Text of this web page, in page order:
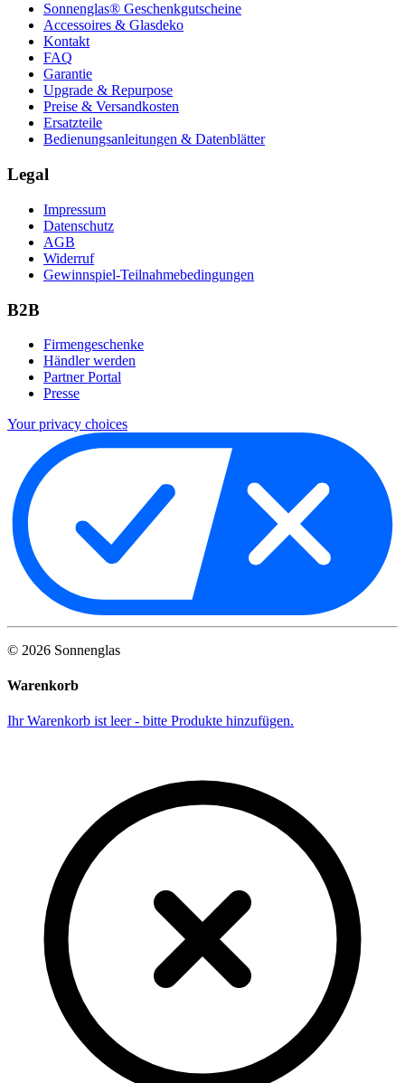
Sonnenglas® Geschenkgutscheine
Accessoires & Glasdeko
Kontakt
FAQ
Garantie
Upgrade & Repurpose
Preise & Versandkosten
Ersatzteile
Bedienungsanleitungen & Datenblätter
Legal
Impressum
Datenschutz
AGB
Widerruf
Gewinnspiel-Teilnahmebedingungen
B2B
Firmengeschenke
Händler werden
Partner Portal
Presse
Your privacy choices
© 2026 Sonnenglas
Warenkorb
Ihr Warenkorb ist leer - bitte Produkte hinzufügen.